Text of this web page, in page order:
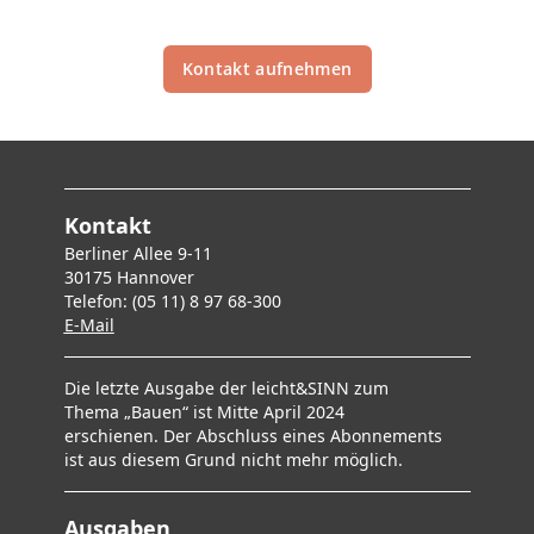
Kontakt aufnehmen
Kontakt
Berliner Allee 9-11
30175 Hannover
Telefon: (05 11) 8 97 68-300
E-Mail
Die letzte Ausgabe der leicht&SINN zum
Thema „Bauen“ ist Mitte April 2024
erschienen. Der Abschluss eines Abonnements
ist aus diesem Grund nicht mehr möglich.
Ausgaben